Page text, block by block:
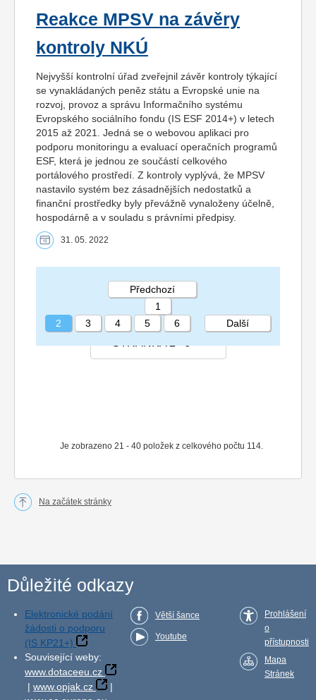
Reakce MPSV na závěry
kontroly NKÚ
Nejvyšší kontrolní úřad zveřejnil závěr kontroly týkající
se vynakládaných peněz státu a Evropské unie na
rozvoj, provoz a správu Informačního systému
Evropského sociálního fondu (IS ESF 2014+) v letech
2015 až 2021. Jedná se o webovou aplikaci pro
podporu monitoringu a evaluací operačních programů
ESF, která je jednou ze součástí celkového
portálového prostředí. Z kontroly vyplývá, že MPSV
nastavilo systém bez zásadnějších nedostatků a
finanční prostředky byly převážně vynaloženy účelně,
hospodárně a v souladu s právními předpisy.
31. 05. 2022
Je zobrazeno 21 - 40 položek z celkového počtu 114.
Předchozí
1
2
3 4 5 6 Další
Na začátek stránky
Důležité odkazy
Elektronické podání
žádosti o podporu
(IS KP21+)
Související weby:
www.dotaceeu.cz
| www.opjak.cz
|
Větší šance
Youtube
Prohlášení
o
přístupnosti
Mapa
Stránek